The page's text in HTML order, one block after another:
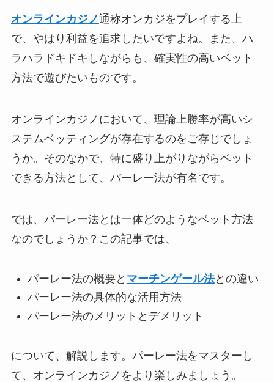
オンラインカジノ通称オンカジをプレイする上
で、やはり利益を追求したいですよね。また、ハ
ラハラドキドキしながらも、確実性の高いベット
方法で遊びたいものです。
オンラインカジノにおいて、理論上勝率が高いシ
ステムベッティングが存在するのをご存じでしょ
うか。そのなかで、特に盛り上がりながらベット
できる方法として、パーレー法が有名です。
では、パーレー法とは一体どのようなベット方法
なのでしょうか？この記事では、
パーレー法の概要と マーチンゲール法との違い
パーレー法の具体的な活用方法
パーレー法のメリットとデメリット
について、解説します。パーレー法をマスターし
て、オンラインカジノをより楽しみましょう。